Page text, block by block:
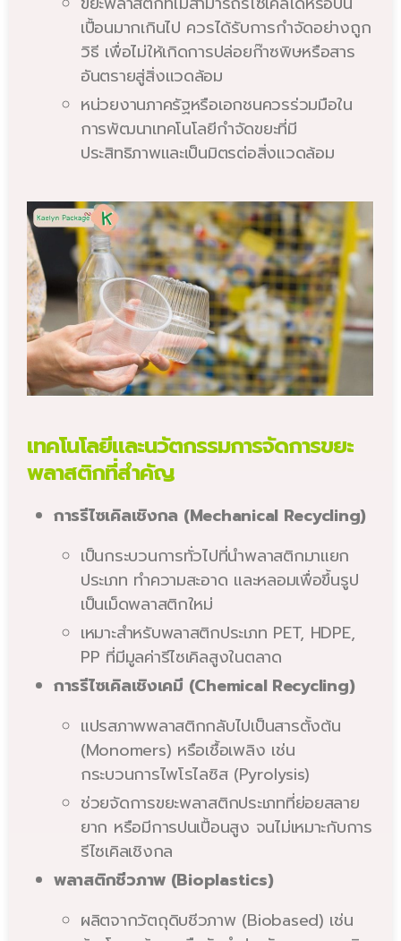
เปื้อนมากเกินไป ควรได้รับการกำจัดอย่างถูก
วิธี เพื่อไม่ให้เกิดการปล่อยก๊าซพิษหรือสาร
อันตรายสู่สิ่งแวดล้อม
หน่วยงานภาครัฐหรือเอกชนควรร่วมมือใน
การพัฒนาเทคโนโลยีกำจัดขยะที่มี
ประสิทธิภาพและเป็นมิตรต่อสิ่งแวดล้อม
เทคโนโลยีและนวัตกรรมการจัดการขยะ
พลาสติกที่สำคัญ
การรีไซเคิลเชิงกล (Mechanical Recycling)
เป็นกระบวนการทั่วไปที่นำพลาสติกมาแยก
ประเภท ทำความสะอาด และหลอมเพื่อขึ้นรูป
เป็นเม็ดพลาสติกใหม่
เหมาะสำหรับพลาสติกประเภท PET, HDPE,
PP ที่มีมูลค่ารีไซเคิลสูงในตลาด
การรีไซเคิลเชิงเคมี (Chemical Recycling)
แปรสภาพพลาสติกกลับไปเป็นสารตั้งต้น
(Monomers) หรือเชื้อเพลิง เช่น
กระบวนการไพโรไลซิส (Pyrolysis)
ช่วยจัดการขยะพลาสติกประเภทที่ย่อยสลาย
ยาก หรือมีการปนเปื้อนสูง จนไม่เหมาะกับการ
รีไซเคิลเชิงกล
พลาสติกชีวภาพ (Bioplastics)
ผลิตจากวัตถุดิบชีวภาพ (Biobased) เช่น